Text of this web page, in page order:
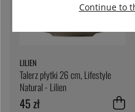
LILIEN
Talerz płytki 26 cm, Lifestyle
Natural - Lilien
45 zł
Continue to